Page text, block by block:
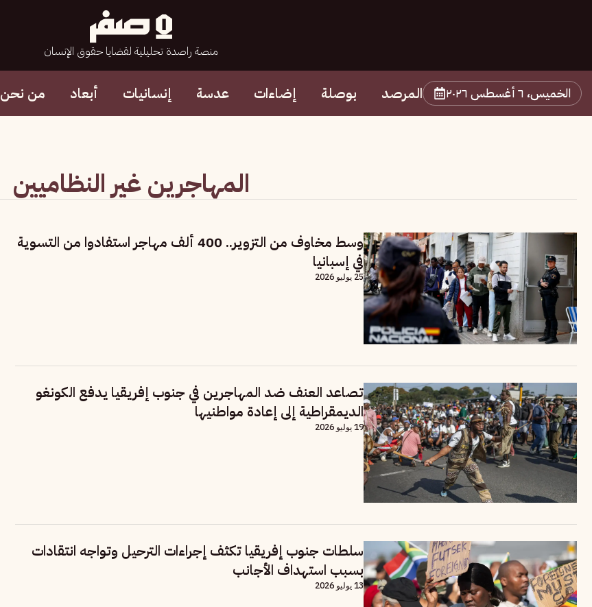
منصة راصدة تحليلية لقضايا حقوق الإنسان
الخميس، ٦ أغسطس ٢٠٢٦ المرصد بوصلة إضاءات عدسة إنسانيات أبعاد من نحن
المهاجرين غير النظاميين
وسط مخاوف من التزوير.. 400 ألف مهاجر استفادوا من التسوية
في إسبانيا
25 يوليو 2026
تصاعد العنف ضد المهاجرين في جنوب إفريقيا يدفع الكونغو
الديمقراطية إلى إعادة مواطنيها
19 يوليو 2026
سلطات جنوب إفريقيا تكثف إجراءات الترحيل وتواجه انتقادات
بسبب استهداف الأجانب
13 يوليو 2026